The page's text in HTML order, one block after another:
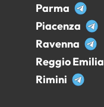
Parma
Piacenza
Ravenna
Reggio Emilia
Rimini